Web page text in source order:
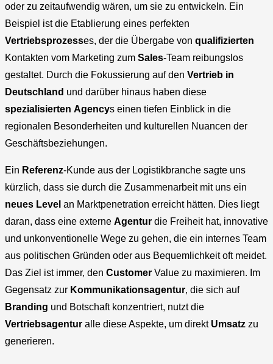
oder zu zeitaufwendig wären, um sie zu entwickeln. Ein
Beispiel ist die Etablierung eines perfekten
Vertriebsprozesses, der die Übergabe von qualifizierten
Kontakten vom Marketing zum Sales-Team reibungslos
gestaltet. Durch die Fokussierung auf den Vertrieb in
Deutschland und darüber hinaus haben diese
spezialisierten Agencys einen tiefen Einblick in die
regionalen Besonderheiten und kulturellen Nuancen der
Geschäftsbeziehungen.
Ein Referenz-Kunde aus der Logistikbranche sagte uns
kürzlich, dass sie durch die Zusammenarbeit mit uns ein
neues Level an Marktpenetration erreicht hätten. Dies liegt
daran, dass eine externe Agentur die Freiheit hat, innovative
und unkonventionelle Wege zu gehen, die ein internes Team
aus politischen Gründen oder aus Bequemlichkeit oft meidet.
Das Ziel ist immer, den Customer Value zu maximieren. Im
Gegensatz zur Kommunikationsagentur, die sich auf
Branding und Botschaft konzentriert, nutzt die
Vertriebsagentur alle diese Aspekte, um direkt Umsatz zu
generieren.